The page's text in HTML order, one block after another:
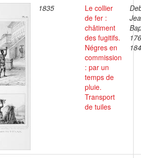
1835
Le collier
de fer :
châtiment
des fugitifs.
Négres en
commission
: par un
temps de
pluie.
Transport
de tuiles